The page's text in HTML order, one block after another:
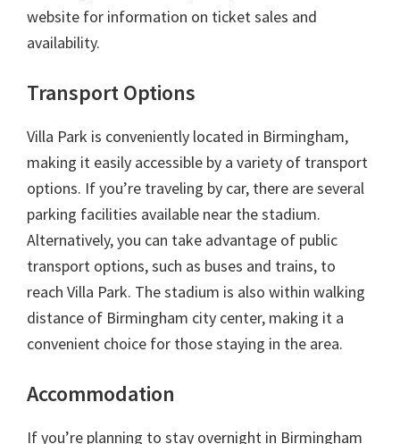
website for information on ticket sales and
availability.
Transport Options
Villa Park is conveniently located in Birmingham,
making it easily accessible by a variety of transport
options. If you’re traveling by car, there are several
parking facilities available near the stadium.
Alternatively,you can take advantage of public
transport options,such as buses and trains, to
reach Villa Park. The stadium is also within walking
distance of Birmingham city center, making it a
convenient choice for those staying in the area.
Accommodation
If you’re planning to stay overnight in Birmingham